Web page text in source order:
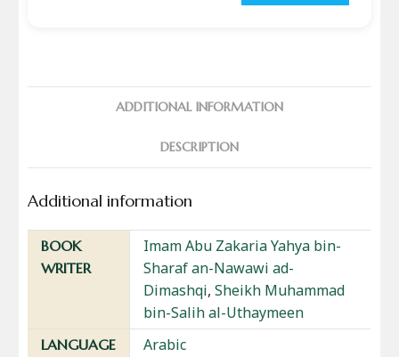
ADDITIONAL INFORMATION
DESCRIPTION
Additional information
BOOK
WRITER
Imam Abu Zakaria Yahya bin-
Sharaf an-Nawawi ad-
Dimashqi,Sheikh Muhammad
bin-Salih al-Uthaymeen
LANGUAGE Arabic